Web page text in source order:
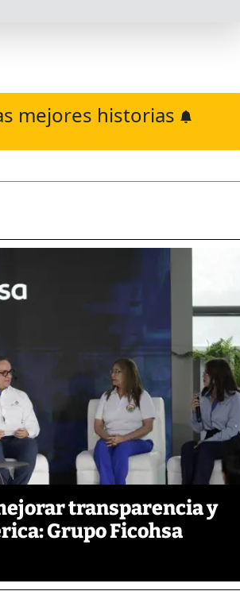
mejores historias
transparencia y
Grupo Ficohsa